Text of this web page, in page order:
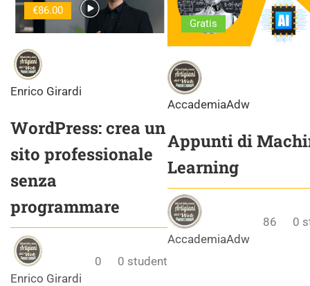
€86.00
Enrico Girardi
WordPress: crea un
sito professionale
senza
programmare
Enrico Girardi
0 0 student
Gratis
AccademiaAdw
Appunti di
Learning
AccademiaAdw
86 0